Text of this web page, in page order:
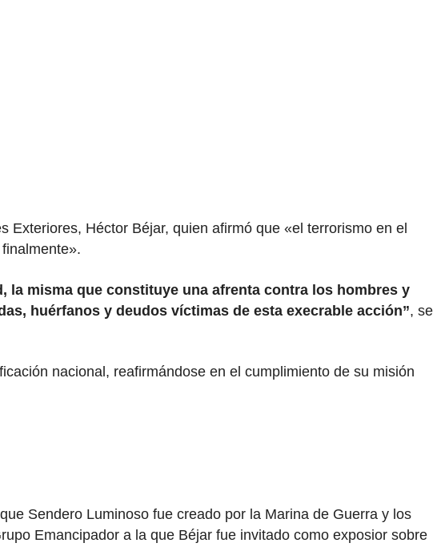
Héctor Béjar, quien afirmó que «el terrorismo en el
la misma que constituye una afrenta contra los hombres y
huérfanos y deudos víctimas de esta execrable acción”, se
nacional, reafirmándose en el cumplimiento de su misión
Sendero Luminoso fue creado por la Marina de Guerra y los
Emancipador a la que Béjar fue invitado como exposior sobre